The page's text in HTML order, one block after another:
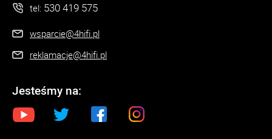
tel: 530 419 575
wsparcie@4hifi.pl
reklamacje@4hifi.pl
Jesteśmy na: